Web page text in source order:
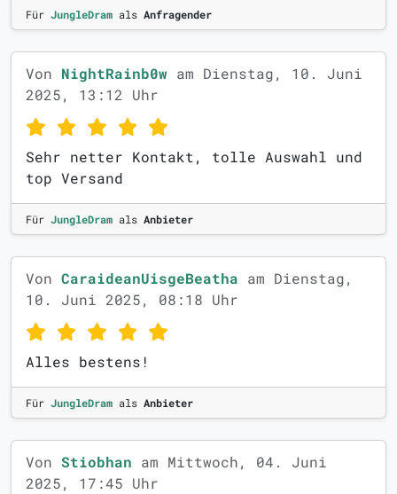
Für JungleDram als Anfragender
Von NightRainb0w am Dienstag, 10. Juni
2025, 13:12 Uhr
Sehr netter Kontakt, tolle Auswahl und
top Versand
Für JungleDram als Anbieter
Von CaraideanUisgeBeatha am Dienstag,
10. Juni 2025, 08:18 Uhr
Alles bestens!
Für JungleDram als Anbieter
Von Stiobhan am Mittwoch, 04. Juni
2025, 17:45 Uhr